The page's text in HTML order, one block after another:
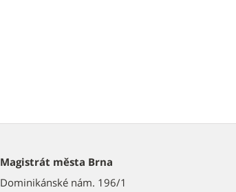
Magistrát města Brna
Dominikánské nám. 196/1